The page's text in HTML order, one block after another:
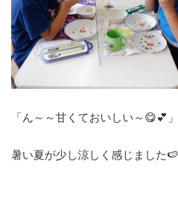
「ん～～甘くておいしい～😋💕」
暑い夏が少し涼しく感じました🍉